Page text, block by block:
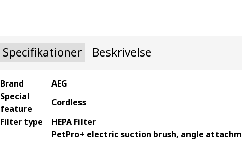
Specifikationer Beskrivelse
Brand
AEG
Special
feature
Cordless
Filter type
HEPA Filter
PetPro+ electric suction brush, angle